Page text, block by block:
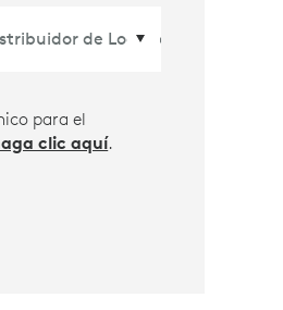
para el
clic aquí.